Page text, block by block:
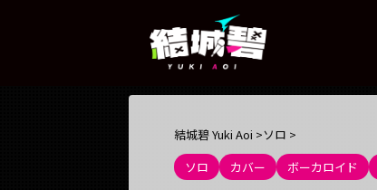
結城碧 Yuki Aoi >ソロ >
ソロ
カバー ボーカロイド